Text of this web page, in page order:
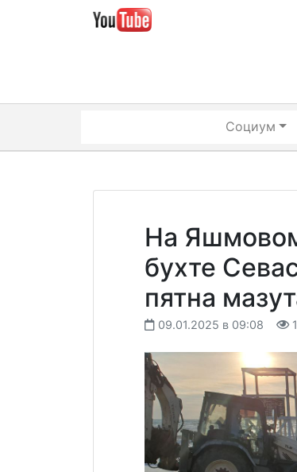
Социум
На
бухте
пятна
09.01.2025 в 09:08